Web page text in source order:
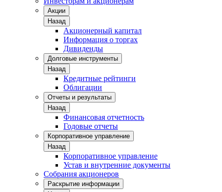
Акции
Назад
Акционерный капитал
Информация о торгах
Дивиденды
Долговые инструменты
Назад
Кредитные рейтинги
Облигации
Отчеты и результаты
Назад
Финансовая отчетность
Годовые отчеты
Корпоративное управление
Назад
Корпоративное управление
Устав и внутренние документы
Собрания акционеров
Раскрытие информации